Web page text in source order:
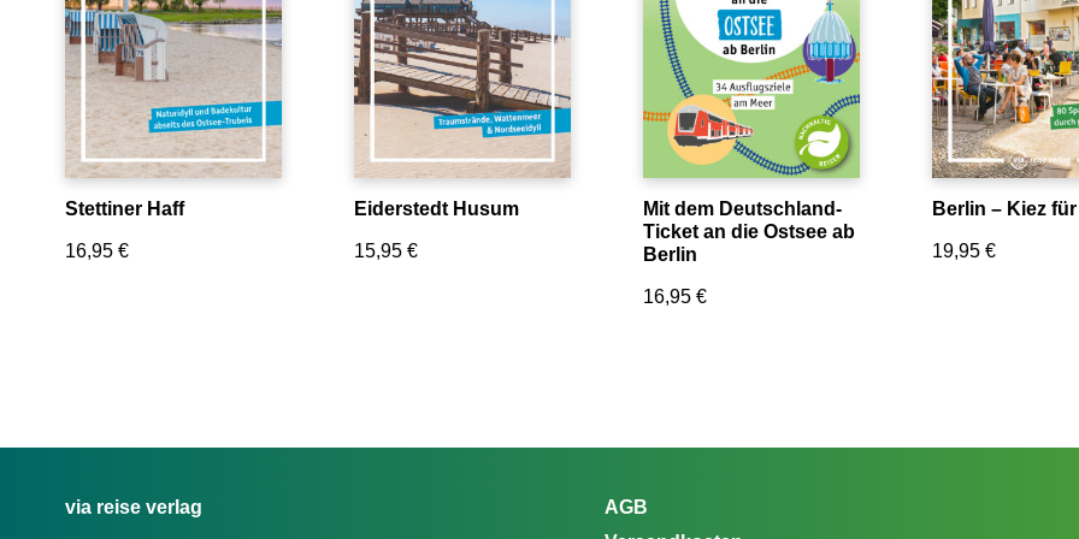
Stettiner Haff
16,95 €
Eiderstedt Husum
15,95 €
Mit dem Deutschland-
Ticket an die Ostsee ab
Berlin
16,95 €
Berlin – Kiez
19,95€
via reise verlag
AGB